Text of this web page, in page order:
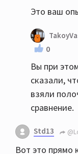
Это ваш
0
Вы при
сказали,
взяли
сравнение.
Std13
Вот это прямо